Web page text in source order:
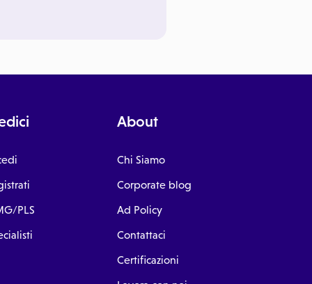
PLS
About
Chi Siamo
Corporate blog
Ad Policy
Contattaci
Certificazioni